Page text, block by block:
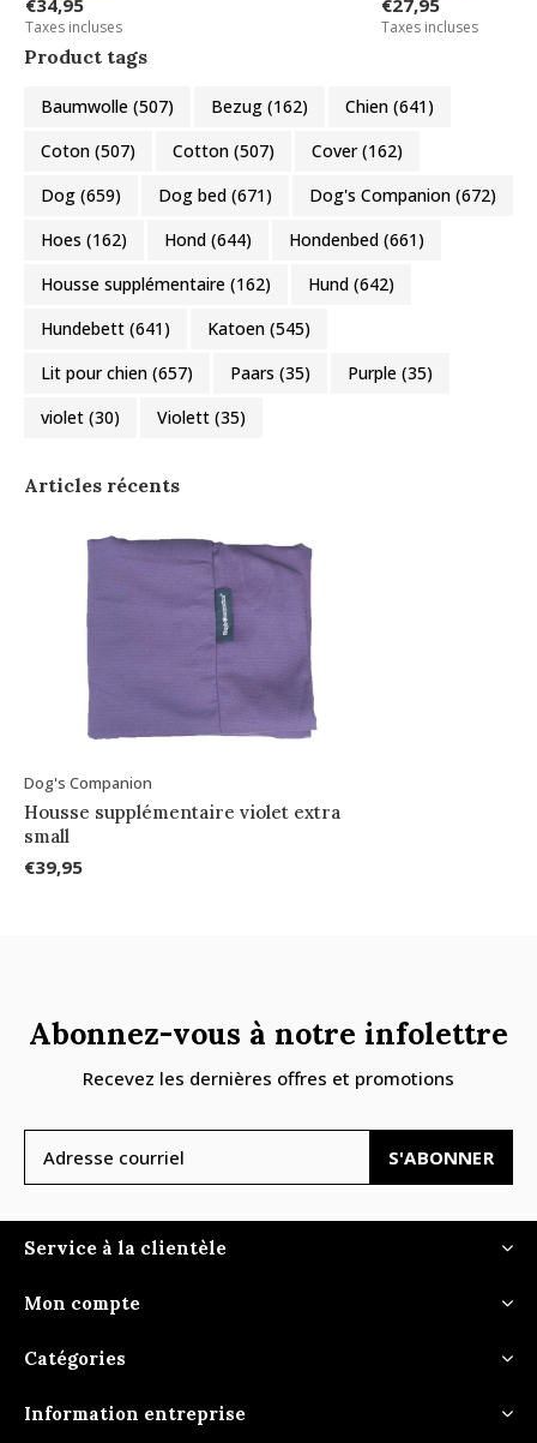
Taxes incluses Taxes incluses
Product tags
Baumwolle (507) Bezug (162) Chien (641)
Coton (507) Cotton (507) Cover(162)
Dog (659) Dog bed (671) Dog's Companion (672)
Hoes (162) Hond (644) Hondenbed (661)
Housse supplémentaire (162) Hund (642)
Hundebett (641) Katoen (545)
Lit pour chien (657) Paars (35) Purple (35)
violet (30) Violett (35)
Articles récents
Dog's Companion
Housse supplémentaire violet extra
small
€39,95
Abonnez-vous à notre infolettre
Recevez les dernières offres et promotions
S'ABONNER
Service à la clientèle
Mon compte
Catégories
Information entreprise